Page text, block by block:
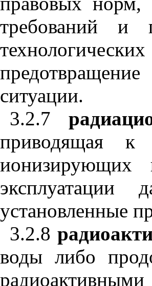
требований и
ситуации.
3.2.7
приводящая
ионизирующих
эксплуатации
установленные
3.2.8
воды либо